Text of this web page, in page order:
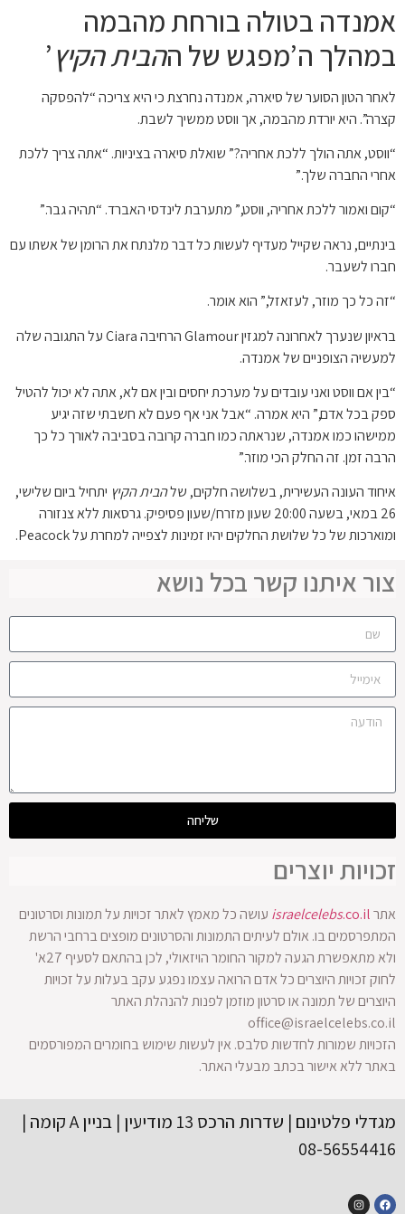
אמנדה בטולה בורחת מהבמה
במהלך ה’מפגש של ההבית הקיץ’
לאחר הטון הסוער של סיארה, אמנדה נחרצת כי היא צריכה “להפסקה
קצרה”. היא יורדת מהבמה, אך ווסט ממשיך לשבת.
“ווסט, אתה הולך ללכת אחריה?” שואלת סיארה בציניות. “אתה צריך ללכת
אחרי החברה שלך.”
“קום ואמור ללכת אחריה, ווסט,” מתערבת לינדסי האברד. “תהיה גבר.”
בינתיים, נראה שקייל מעדיף לעשות כל דבר מלנתח את הרומן של אשתו עם
חברו לשעבר.
“זה כל כך מוזר, לעזאזל,” הוא אומר.
בראיון שנערך לאחרונה למגזין Glamour הרחיבה Ciara על התגובה שלה
למעשיה הצופניים של אמנדה.
“בין אם ווסט ואני עובדים על מערכת יחסים ובין אם לא, אתה לא יכול להטיל
ספק בכל אדם,” היא אמרה. “אבל אני אף פעם לא חשבתי שזה יגיע
ממישהו כמו אמנדה, שנראתה כמו חברה קרובה בסביבה לאורך כל כך
הרבה זמן. זה החלק הכי מוזר.”
איחוד העונה העשירית, בשלושה חלקים, שלהבית הקיץ יתחיל ביום שלישי,
26 במאי, בשעה 20:00 שעון מזרח/שעון פסיפיק. גרסאות ללא צנזורה
ומוארכות של כל שלושת החלקים יהיו זמינות לצפייה למחרת על Peacock.
צור איתנו קשר בכל נושא
שליחה
זכויות יוצרים
אתר israelcelebs.co.il
עושה כל מאמץ לאתר זכויות על תמונות וסרטונים
המתפרסמים בו. אולם לעיתים התמונות והסרטונים מופצים ברחבי הרשת
ולא מתאפשרת הגעה למקור החומר הויזאולי, לכן בהתאם לסעיף 27א'
לחוק זכויות היוצרים כל אדם הרואה עצמו נפגע עקב בעלות על זכויות
היוצרים של תמונה או סרטון מוזמן לפנות להנהלת האתר
office@israelcelebs.co.il
הזכויות שמורות לחדשות סלבס. אין לעשות שימוש בחומרים המפורסמים
באתר ללא אישור בכתב מבעלי האתר.
מגדלי פלטינום | שדרות הרכס 13 מודיעין | בניין A קומה |
08-56554416